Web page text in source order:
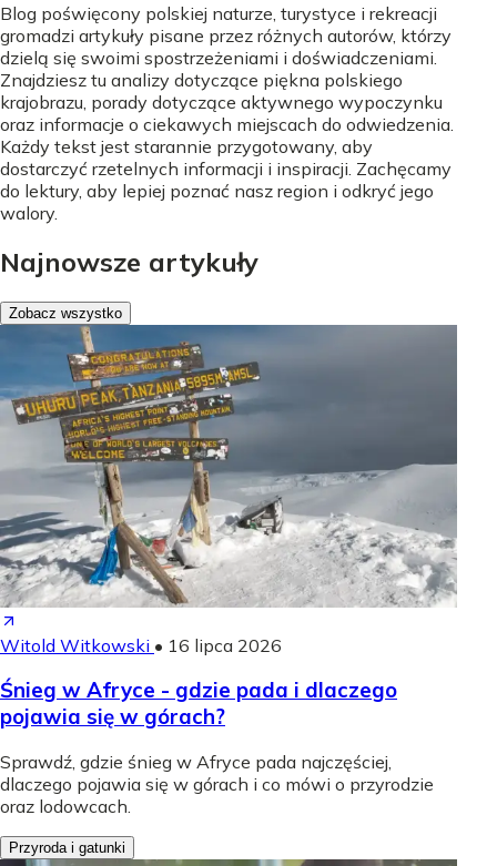
Blog poświęcony polskiej naturze, turystyce i rekreacji
gromadzi artykuły pisane przez różnych autorów, którzy
dzielą się swoimi spostrzeżeniami i doświadczeniami.
Znajdziesz tu analizy dotyczące piękna polskiego
krajobrazu, porady dotyczące aktywnego wypoczynku
oraz informacje o ciekawych miejscach do odwiedzenia.
Każdy tekst jest starannie przygotowany, aby
dostarczyć rzetelnych informacji i inspiracji. Zachęcamy
do lektury, aby lepiej poznać nasz region i odkryć jego
walory.
Najnowsze artykuły
Zobacz wszystko
Witold Witkowski • 16 lipca 2026
Śnieg w Afryce - gdzie pada i dlaczego
pojawia się w górach?
Sprawdź, gdzie śnieg w Afryce pada najczęściej,
dlaczego pojawia się w górach i co mówi o przyrodzie
oraz lodowcach.
Przyroda i gatunki